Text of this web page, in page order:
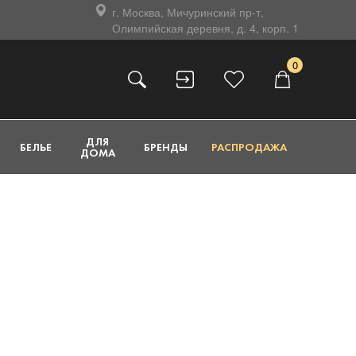
г. Москва, Мичуринский пр-т,
Олимпийская деревня, д. 4, корп. 1
0
БЕЛЬЕ ДЛЯ
ДОМА БРЕНДЫ РАСПРОДАЖА